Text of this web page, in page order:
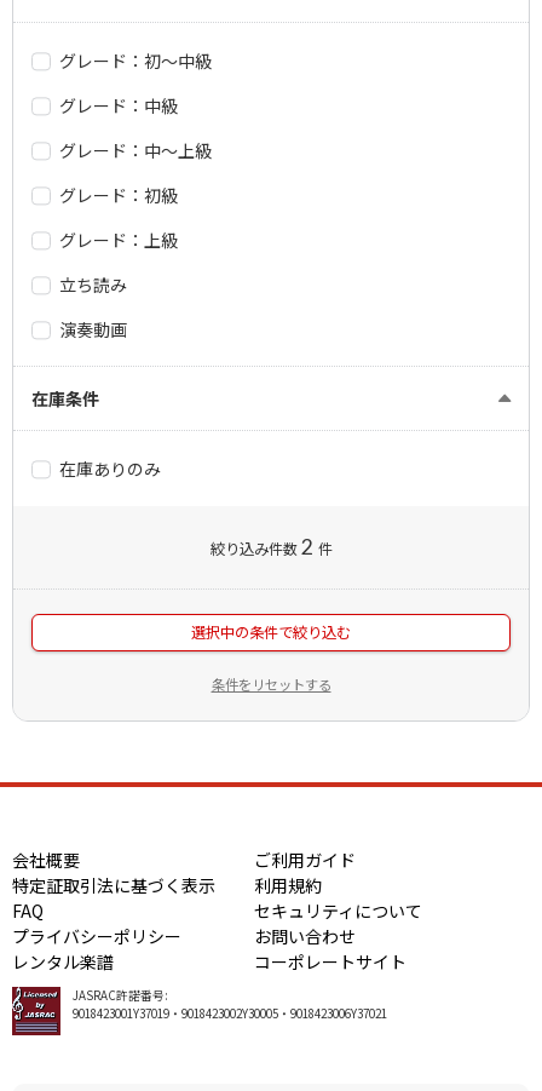
グレード：初～中級
グレード：中級
グレード：中～上級
グレード：初級
グレード：上級
立ち読み
演奏動画
在庫条件
在庫ありのみ
絞り込み件数 2 件
選択中の条件で絞り込む
条件をリセットする
会社概要
ご利用ガイド
特定証取引法に基づく表示
利用規約
FAQ
セキュリティについて
プライバシーポリシー
お問い合わせ
レンタル楽譜
コーポレートサイト
JASRAC許諾番号:
9018423001Y37019・9018423002Y30005・9018423006Y37021